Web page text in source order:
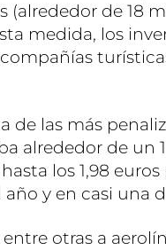
(alrededor de 18
medida, los
de las más
alrededor de un
los 1,98
y en casi una
otras a